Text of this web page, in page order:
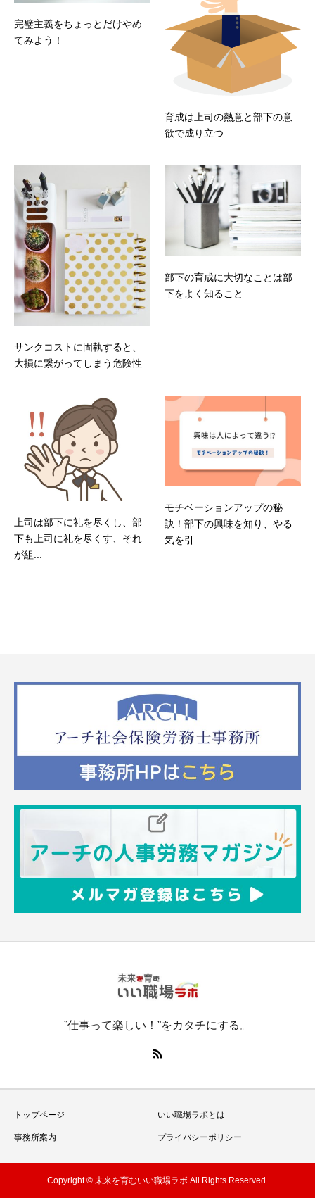
完璧主義をちょっとだけやめ
てみよう！
育成は上司の熱意と部下の意
欲で成り立つ
サンクコストに固執すると、
大損に繋がってしまう危険性
部下の育成に大切なことは部
下をよく知ること
上司は部下に礼を尽くし、部
下も上司に礼を尽くす、それ
が組...
モチベーションアップの秘
訣！部下の興味を知り、やる
気を引...
”仕事って楽しい！”をカタチにする。
トップページ いい職場ラボとは
事務所案内 プライバシーポリシー
Copyright © 未来を育むいい職場ラボ All Rights Reserved.